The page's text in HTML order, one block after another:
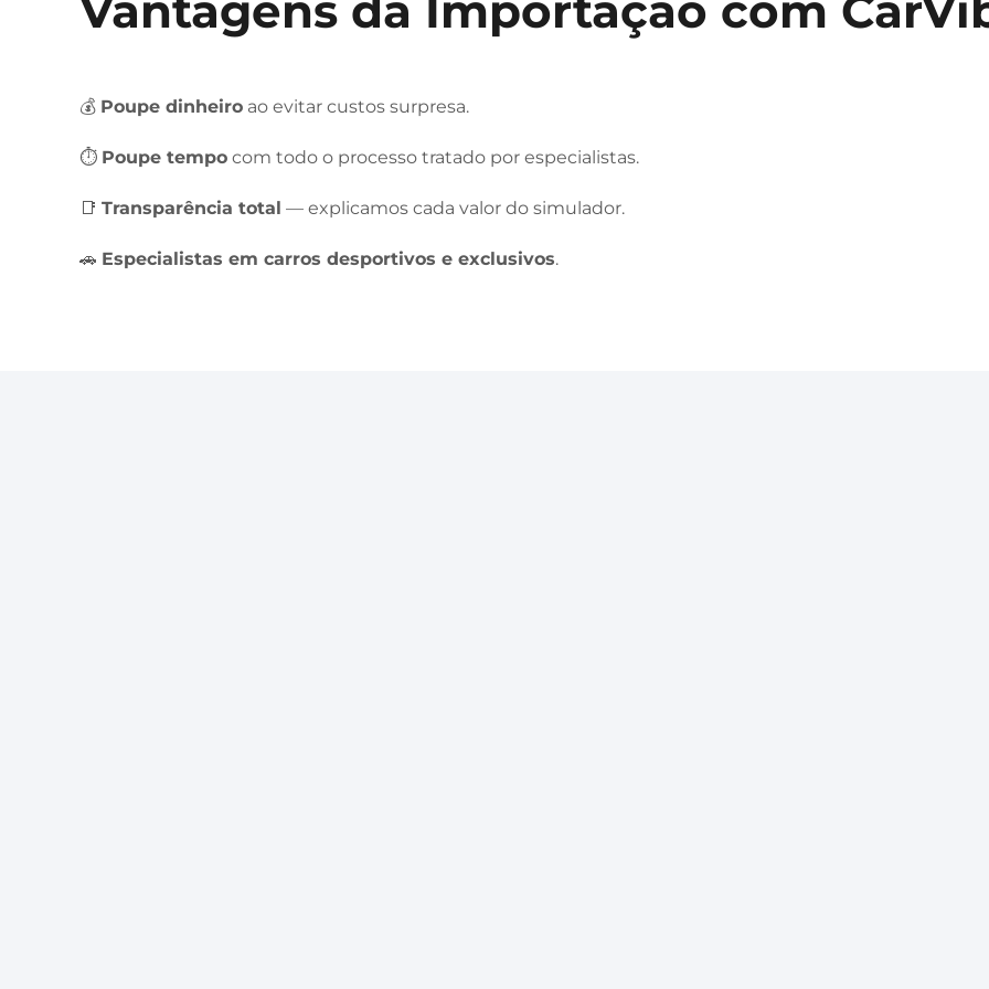
💰 Poupe dinheiro ao evitar custos surpresa.
⏱️ Poupe tempo com todo o processo tratado por especialistas.
📑 Transparência total — explicamos cada valor do simulador.
🚗 Especialistas em carros desportivos e exclusivos.